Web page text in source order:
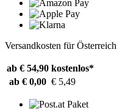
Versandkosten für Österreich
ab € 54,90 kostenlos*
ab € 0,00 € 5,49